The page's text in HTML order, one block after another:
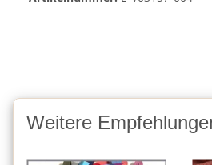
Weitere